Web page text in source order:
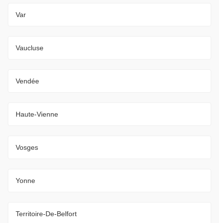
Var
Vaucluse
Vendée
Haute-Vienne
Vosges
Yonne
Territoire-De-Belfort